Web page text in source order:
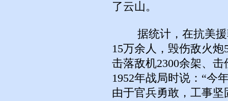
了云山。
据统计，在抗美援
15万余人，毁伤敌火
击落敌机2300余架、
1952年战局时说：“今
由于官兵勇敢，工事